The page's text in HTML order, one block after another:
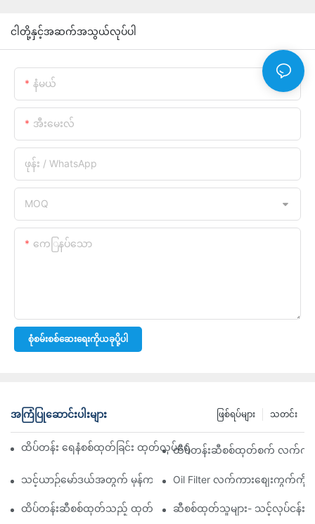
ငါတို့နှင့်အဆက်အသွယ်လုပ်ပါ
နံမယ်
အီးမေးလ်
ဖုန်း / WhatsApp
MOQ
ကေြနပ်သော
စုံစမ်းစစ်ဆေးရေးကိုယခုပို့ပါ
အကြံပြုဆောင်းပါးများ သတင်း
ဖြစ်ရပ်များ
ထိပ်တန်း ရေနံစစ်ထုတ်ခြင်း ထုတ်လုပ်ရေးကုမ္ပဏီများ- ပြည့်စုံသော ခ
ထိပ်တန်းဆီစစ်ထုတ်စက် လက်ကား
သင့်ယာဉ်မော်ဒယ်အတွက် မှန်ကန်သော ဆီစစ်ထုတ်စက်ကို ရွေးချယ်ခြင်း-
Oil Filter လက်ကားစျေးကွက်ကို
ထိပ်တန်းဆီစစ်ထုတ်သည့် ထုတ်လုပ်သူများနှင့် ၎င်းတို့၏ ဆန်းသစ်တီထွင်မှု
ဆီစစ်ထုတ်သူများ- သင့်လုပ်ငန်း